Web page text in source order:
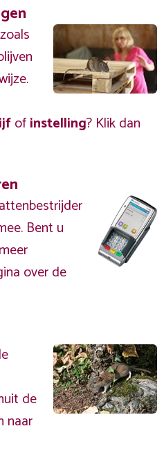
ofinstelling? Klik dan
Bent u
over de
de
naar